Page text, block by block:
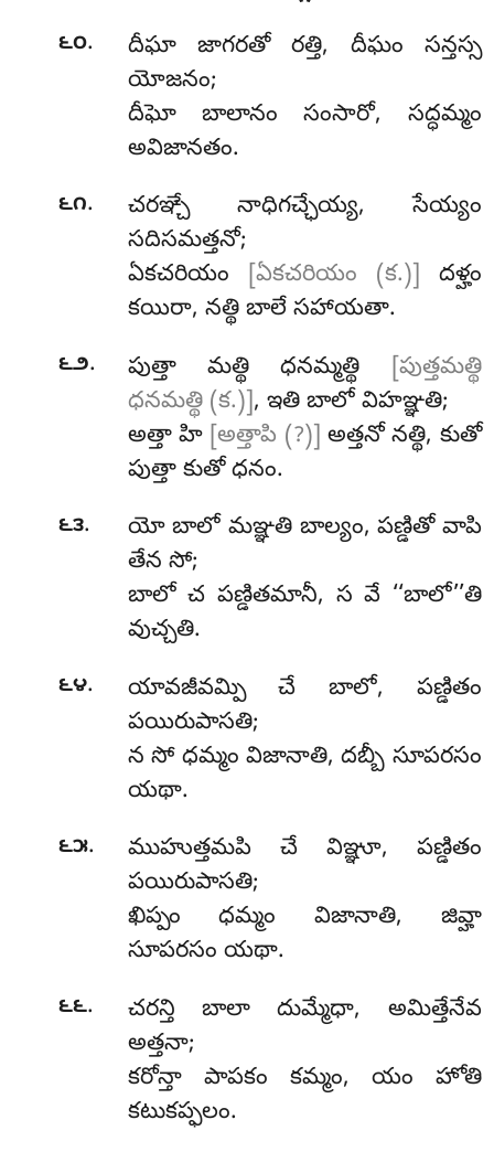
౬౦. దీఘాజాగరతో రత్తి, దీఘం సన్తస్స
యోజనం;
దీఘో బాలానం సంసారో, సద్ధమ్మం
అవిజానతం.
౬౧.
చరఞ్చే నాధిగచ్ఛేయ్య, సేయ్యం
సదిసమత్తనో;
ఏకచరియం
[ఏకచరియం (క.)]
దళ్హం
కయిరా, నత్థి బాలే సహాయతా.
౬౨. పుత్తా మత్థి ధనమ్మత్థి
[పుత్తమత్థి
ధనమత్థి (క.)], ఇతి బాలో విహఞ్ఞతి;
అత్తా హి [అత్తాపి (?)] అత్తనో నత్థి, కుతో
పుత్తా కుతో ధనం.
౬౩.
యో బాలో మఞ్ఞతి బాల్యం, పణ్డితో వాపి
తేన సో;
బాలో చ పణ్డితమానీ, స వే ‘‘బాలో’’తి
వుచ్చతి.
౬౪.
యావజీవమ్పి చే బాలో, పణ్డితం
పయిరుపాసతి;
న సో ధమ్మం విజానాతి, దబ్బీ సూపరసం
యథా.
౬౫. ముహుత్తమపి చే విఞ్ఞూ, పణ్డితం
పయిరుపాసతి;
ఖిప్పం ధమ్మం విజానాతి, జివ్హా
సూపరసం యథా.
౬౬.
చరన్తి బాలా దుమ్మేధా, అమిత్తేనేవ
అత్తనా;
కరోన్తా పాపకం కమ్మం, యం హోతి
కటుకప్ఫలం.